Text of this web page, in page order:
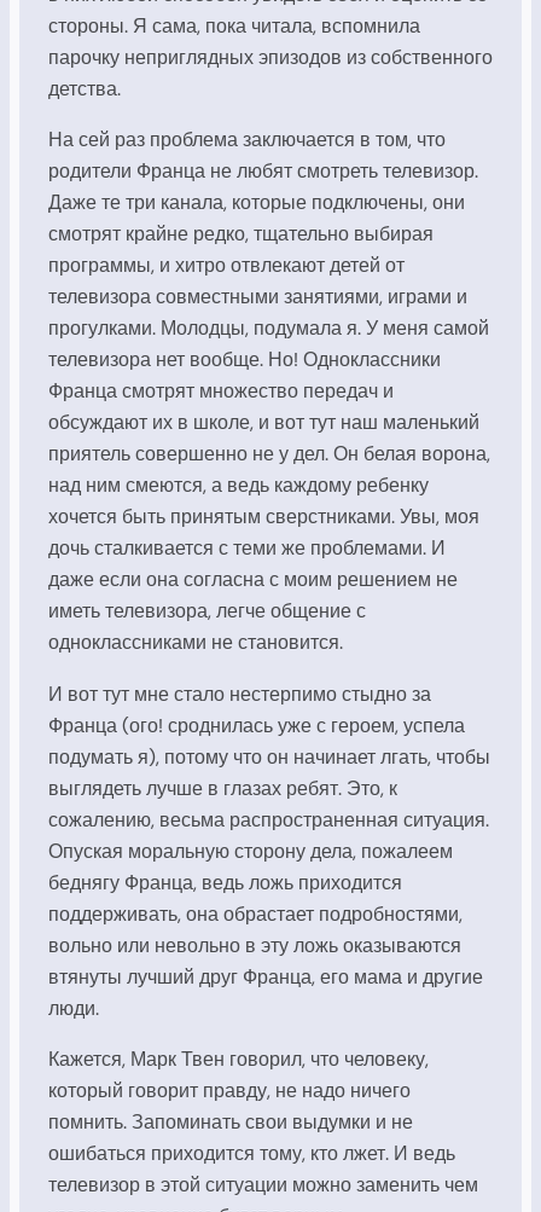
стороны. Я сама, пока читала, вспомнила
парочку неприглядных эпизодов из собственного
детства.
На сей раз проблема заключается в том, что
родители Франца не любят смотреть телевизор.
Даже те три канала, которые подключены, они
смотрят крайне редко, тщательно выбирая
программы, и хитро отвлекают детей от
телевизора совместными занятиями, играми и
прогулками. Молодцы, подумала я. У меня самой
телевизора нет вообще. Но! Одноклассники
Франца смотрят множество передач и
обсуждают их в школе, и вот тут наш маленький
приятель совершенно не у дел. Он белая ворона,
над ним смеются, а ведь каждому ребенку
хочется быть принятым сверстниками. Увы, моя
дочь сталкивается с теми же проблемами. И
даже если она согласна с моим решением не
иметь телевизора, легче общение с
одноклассниками не становится.
И вот тут мне стало нестерпимо стыдно за
Франца (ого! сроднилась уже с героем, успела
подумать я), потому что он начинает лгать, чтобы
выглядеть лучше в глазах ребят. Это, к
сожалению, весьма распространенная ситуация.
Опуская моральную сторону дела, пожалеем
беднягу Франца, ведь ложь приходится
поддерживать, она обрастает подробностями,
вольно или невольно в эту ложь оказываются
втянуты лучший друг Франца, его мама и другие
люди.
Кажется, Марк Твен говорил, что человеку,
который говорит правду, не надо ничего
помнить. Запоминать свои выдумки и не
ошибаться приходится тому, кто лжет. И ведь
телевизор в этой ситуации можно заменить чем